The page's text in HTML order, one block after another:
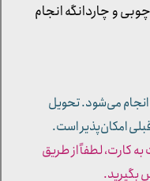
می‌شود. تحویل
امکان‌پذیر است.
کارت، لطفاً از طریق
و چاردانگه انجام